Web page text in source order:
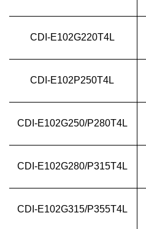
CDI-E102G220T4L
CDI-E102P250T4L
CDI-E102G250/P280T4L
CDI-E102G280/P315T4L
CDI-E102G315/P355T4L